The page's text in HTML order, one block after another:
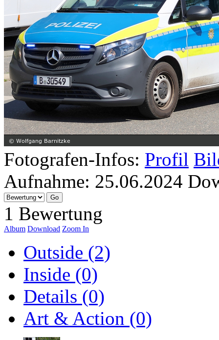
Fotografen-Infos: Profil
Aufnahme: 25.06.2024
1 Bewertung
Album Download Zoom In
Outside (2)
Inside (0)
Details (0)
Art & Action (0)